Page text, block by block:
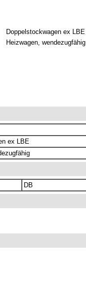
Doppelstockwagen ex LBE
Heizwagen, wendezugfähig
ex LBE
DB